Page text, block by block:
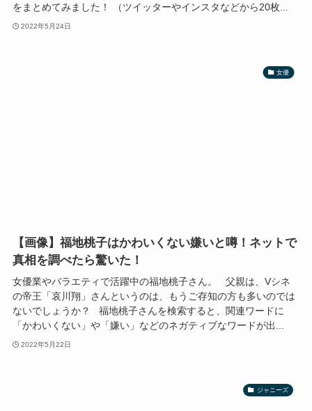
をまとめてみました！ （ツイッターやインスタなどから20枚...
2022年5月24日
女優
【画像】福地桃子はかわいくない嫌いと噂！ネットで
真相を調べたら驚いた！
女優業やバラエティで活躍中の福地桃子さん。 父親は、Vシネ
の帝王「哀川翔」さんというのは、もうご存知の方も多いのでは
ないでしょうか？ 福地桃子さんを検索すると、関連ワードに
「かわいくない」や「嫌い」などのネガティブなワードが出...
2022年5月22日
ジャニーズ